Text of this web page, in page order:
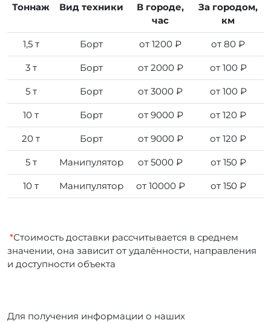
Тоннаж Вид техники
В городе,
час
За городом,
км
1,5 т Борт от 1200 ₽ от 80 ₽
3 т Борт от 2000 ₽ от 100 ₽
5 т Борт от 3000 ₽ от 100 ₽
10 т Борт от 9000 ₽ от 120 ₽
20 т Борт от 9000 ₽ от 120 ₽
5 т Манипулятор от 5000 ₽ от 150 ₽
10 т Манипулятор от 10000 ₽ от 150 ₽
*Стоимость доставки рассчитывается в среднем
значении, она зависит от удалённости, направления
и доступности объекта
Для получения информации о наших